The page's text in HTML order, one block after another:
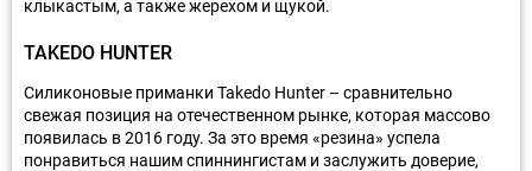
клыкастым, а также жерехом и щукой.
TAKEDO HUNTER
Силиконовые приманки Takedo Hunter – сравнительно
свежая позиция на отечественном рынке, которая массово
появилась в 2016 году. За это время «резина» успела
понравиться нашим спиннингистам и заслужить доверие,